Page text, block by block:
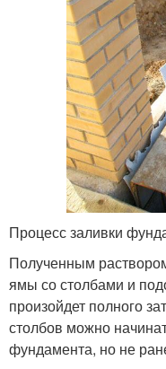
Процесс заливки
Полученным
ямы со столбами и
произойдет полного
столбов можно
фундамента, но не